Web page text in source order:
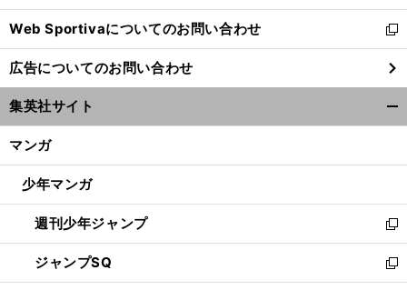
開
く
Web Sportivaについてのお問い合わせ
新
し
い
ウ
ィ
ン
ウ
開
く
広告についてのお問い合わせ
集英社サイト
マンガ
少年マンガ
週刊少年ジャンプ
新
し
い
ウ
ジャンプSQ
新
し